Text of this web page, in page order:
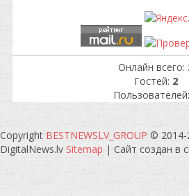
Онлайн всего:
Гостей: 2
Пользователей:
Copyright BESTNEWSLV_GROUP © 2014-
DigitalNews.lv Sitemap | Сайт создан в